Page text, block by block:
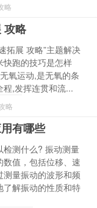
略
攻略
拓展 攻略”主题解决
快跑的技巧是怎样
氧运动,是无氧的条
,发挥连贯和流...
略
有哪些
检测什么? 振动测量
值，包括位移、速
测量振动的波形和频
了解振动的性质和特